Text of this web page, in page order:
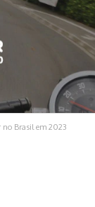
no Brasil em 2023